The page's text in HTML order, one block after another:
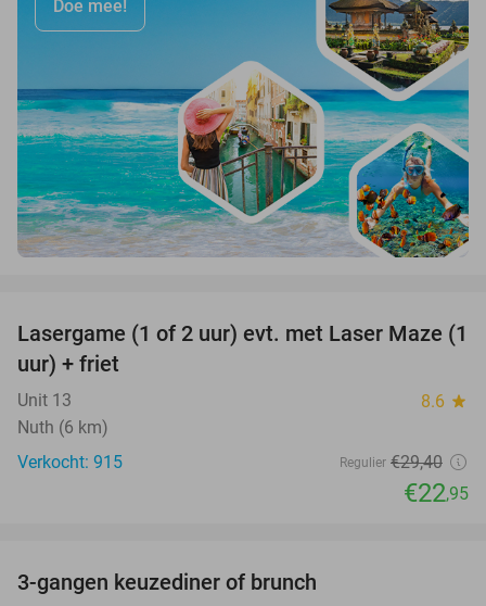
Doe mee!
22%
Lasergame (1 of 2 uur) evt. met Laser Maze (1
uur) + friet
Unit 13 8.6 star
Nuth (6 km)
Verkocht: 915
Regulier €29,40
€22,95
3-gangen keuzediner of brunch